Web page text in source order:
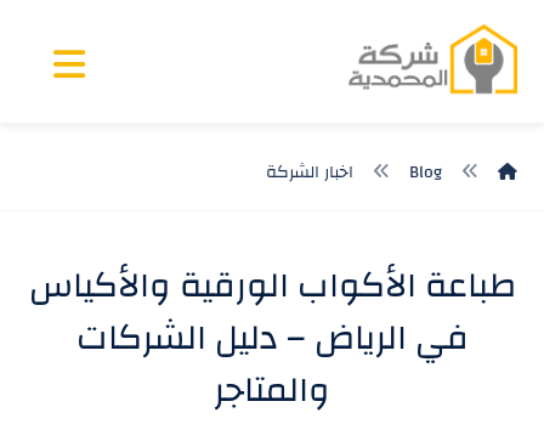
Blog اخبار الشركة
طباعة الأكواب الورقية والأكياس
في الرياض – دليل الشركات
والمتاجر